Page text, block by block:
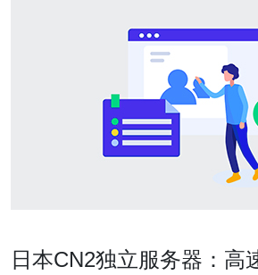
日本CN2独立服务器：高